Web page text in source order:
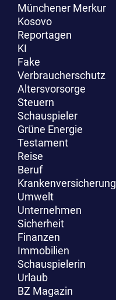
Münchener Merkur
Kosovo
Reportagen
KI
Fake
Verbraucherschutz
Altersvorsorge
Steuern
Schauspieler
Grüne Energie
Testament
Reise
Beruf
Krankenversicherung
Umwelt
Unternehmen
Sicherheit
Finanzen
Immobilien
Schauspielerin
Urlaub
BZ Magazin